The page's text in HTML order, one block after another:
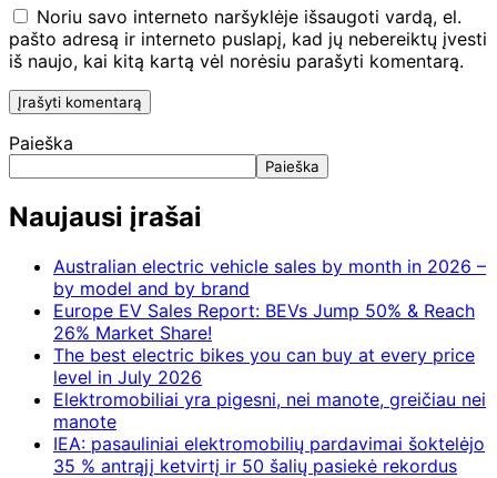
Noriu savo interneto naršyklėje išsaugoti vardą, el.
pašto adresą ir interneto puslapį, kad jų nebereiktų įvesti
iš naujo, kai kitą kartą vėl norėsiu parašyti komentarą.
Paieška
Paieška
Naujausi įrašai
Australian electric vehicle sales by month in 2026 –
by model and by brand
Europe EV Sales Report: BEVs Jump 50% & Reach
26% Market Share!
The best electric bikes you can buy at every price
level in July 2026
Elektromobiliai yra pigesni, nei manote, greičiau nei
manote
IEA: pasauliniai elektromobilių pardavimai šoktelėjo
35 % antrąjį ketvirtį ir 50 šalių pasiekė rekordus